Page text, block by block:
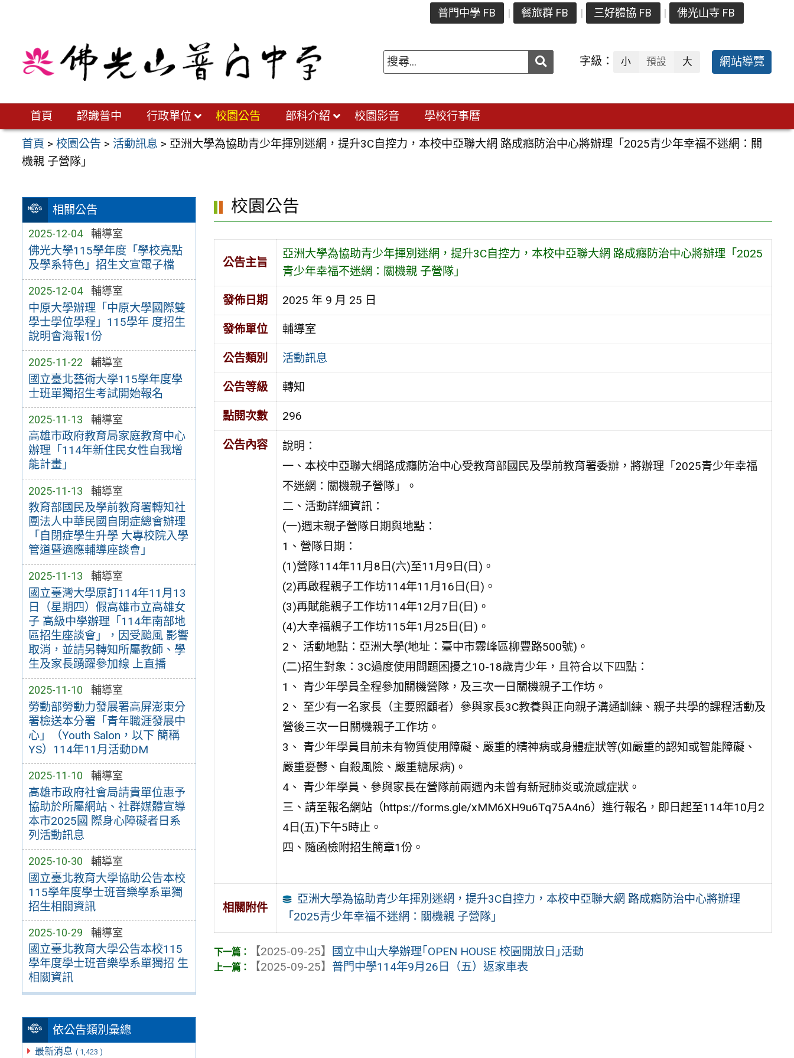
普門中學 FB 餐旅群 FB 三好體協 FB 佛光山寺 FB
送出 字級： 小 預設 大 網站導覽
首頁 認識普中 行政單位 校園公告 部科介紹 校園影音 學校行事曆
首頁 >校園公告 > 活動訊息 > 亞洲大學為協助青少年揮別迷網，提升3C自控力，本校中亞聯大網 路成癮防治中心將辦理「2025青少年幸福不迷網：關
機親 子營隊」
相關公告
2025-12-04 輔導室
佛光大學115學年度「學校亮點
及學系特色」招生文宣電子檔
2025-12-04 輔導室
中原大學辦理「中原大學國際雙
學士學位學程」115學年 度招生
說明會海報1份
2025-11-22 輔導室
國立臺北藝術大學115學年度學
士班單獨招生考試開始報名
2025-11-13 輔導室
高雄市政府教育局家庭教育中心
辦理「114年新住民女性自我增
能計畫」
2025-11-13 輔導室
教育部國民及學前教育署轉知社
團法人中華民國自閉症總會辦理
「自閉症學生升學 大專校院入學
管道暨適應輔導座談會」
2025-11-13 輔導室
國立臺灣大學原訂114年11月13
日（星期四）假高雄市立高雄女
子 高級中學辦理「114年南部地
區招生座談會」，因受颱風 影響
取消，並請另轉知所屬教師、學
生及家長踴躍參加線 上直播
2025-11-10 輔導室
勞動部勞動力發展署高屏澎東分
署檢送本分署「青年職涯發展中
心」（Youth Salon，以下 簡稱
YS）114年11月活動DM
2025-11-10 輔導室
高雄市政府社會局請貴單位惠予
協助於所屬網站、社群媒體宣導
本市2025國 際身心障礙者日系
列活動訊息
2025-10-30 輔導室
國立臺北教育大學協助公告本校
115學年度學士班音樂學系單獨
招生相關資訊
2025-10-29 輔導室
國立臺北教育大學公告本校115
學年度學士班音樂學系單獨招 生
相關資訊
依公告類別彙總
最新消息 ( 1,423 )
校園公告
公告主旨
亞洲大學為協助青少年揮別迷網，提升3C自控力，本校中亞聯大網 路成癮防治中心將辦理「2025
青少年幸福不迷網：關機親 子營隊」
發佈日期 2025 年 9 月 25 日
發佈單位 輔導室
公告類別 活動訊息
公告等級 轉知
點閱次數 296
公告內容
說明：
一、本校中亞聯大網路成癮防治中心受教育部國民及學前教育署委辦，將辦理「2025青少年幸福
不迷網：關機親子營隊」。
二、活動詳細資訊：
(一)週末親子營隊日期與地點：
1、營隊日期：
(1)營隊114年11月8日(六)至11月9日(日)。
(2)再啟程親子工作坊114年11月16日(日)。
(3)再賦能親子工作坊114年12月7日(日)。
(4)大幸福親子工作坊115年1月25日(日)。
2、 活動地點：亞洲大學(地址：臺中市霧峰區柳豐路500號)。
(二)招生對象：3C過度使用問題困擾之10-18歲青少年，且符合以下四點：
1、 青少年學員全程參加關機營隊，及三次一日關機親子工作坊。
2、 至少有一名家長（主要照顧者）參與家長3C教養與正向親子溝通訓練、親子共學的課程活動及
營後三次一日關機親子工作坊。
3、 青少年學員目前未有物質使用障礙、嚴重的精神病或身體症狀等(如嚴重的認知或智能障礙、
嚴重憂鬱、自殺風險、嚴重糖尿病)。
4、 青少年學員、參與家長在營隊前兩週內未曾有新冠肺炎或流感症狀。
三、請至報名網站（https://forms.gle/xMM6XH9u6Tq75A4n6）進行報名，即日起至114年10月2
4日(五)下午5時止。
四、隨函檢附招生簡章1份。
相關附件
亞洲大學為協助青少年揮別迷網，提升3C自控力，本校中亞聯大網 路成癮防治中心將辦理
「2025青少年幸福不迷網：關機親 子營隊」
【2025-09-25】
國立中山大學辦理｢OPEN HOUSE 校園開放日｣活動
【2025-09-25】 普門中學114年9月26日（五）返家車表